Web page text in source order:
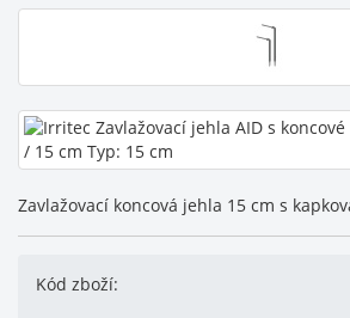
Zavlažovací koncová jehla 15 cm s
Kód zboží: